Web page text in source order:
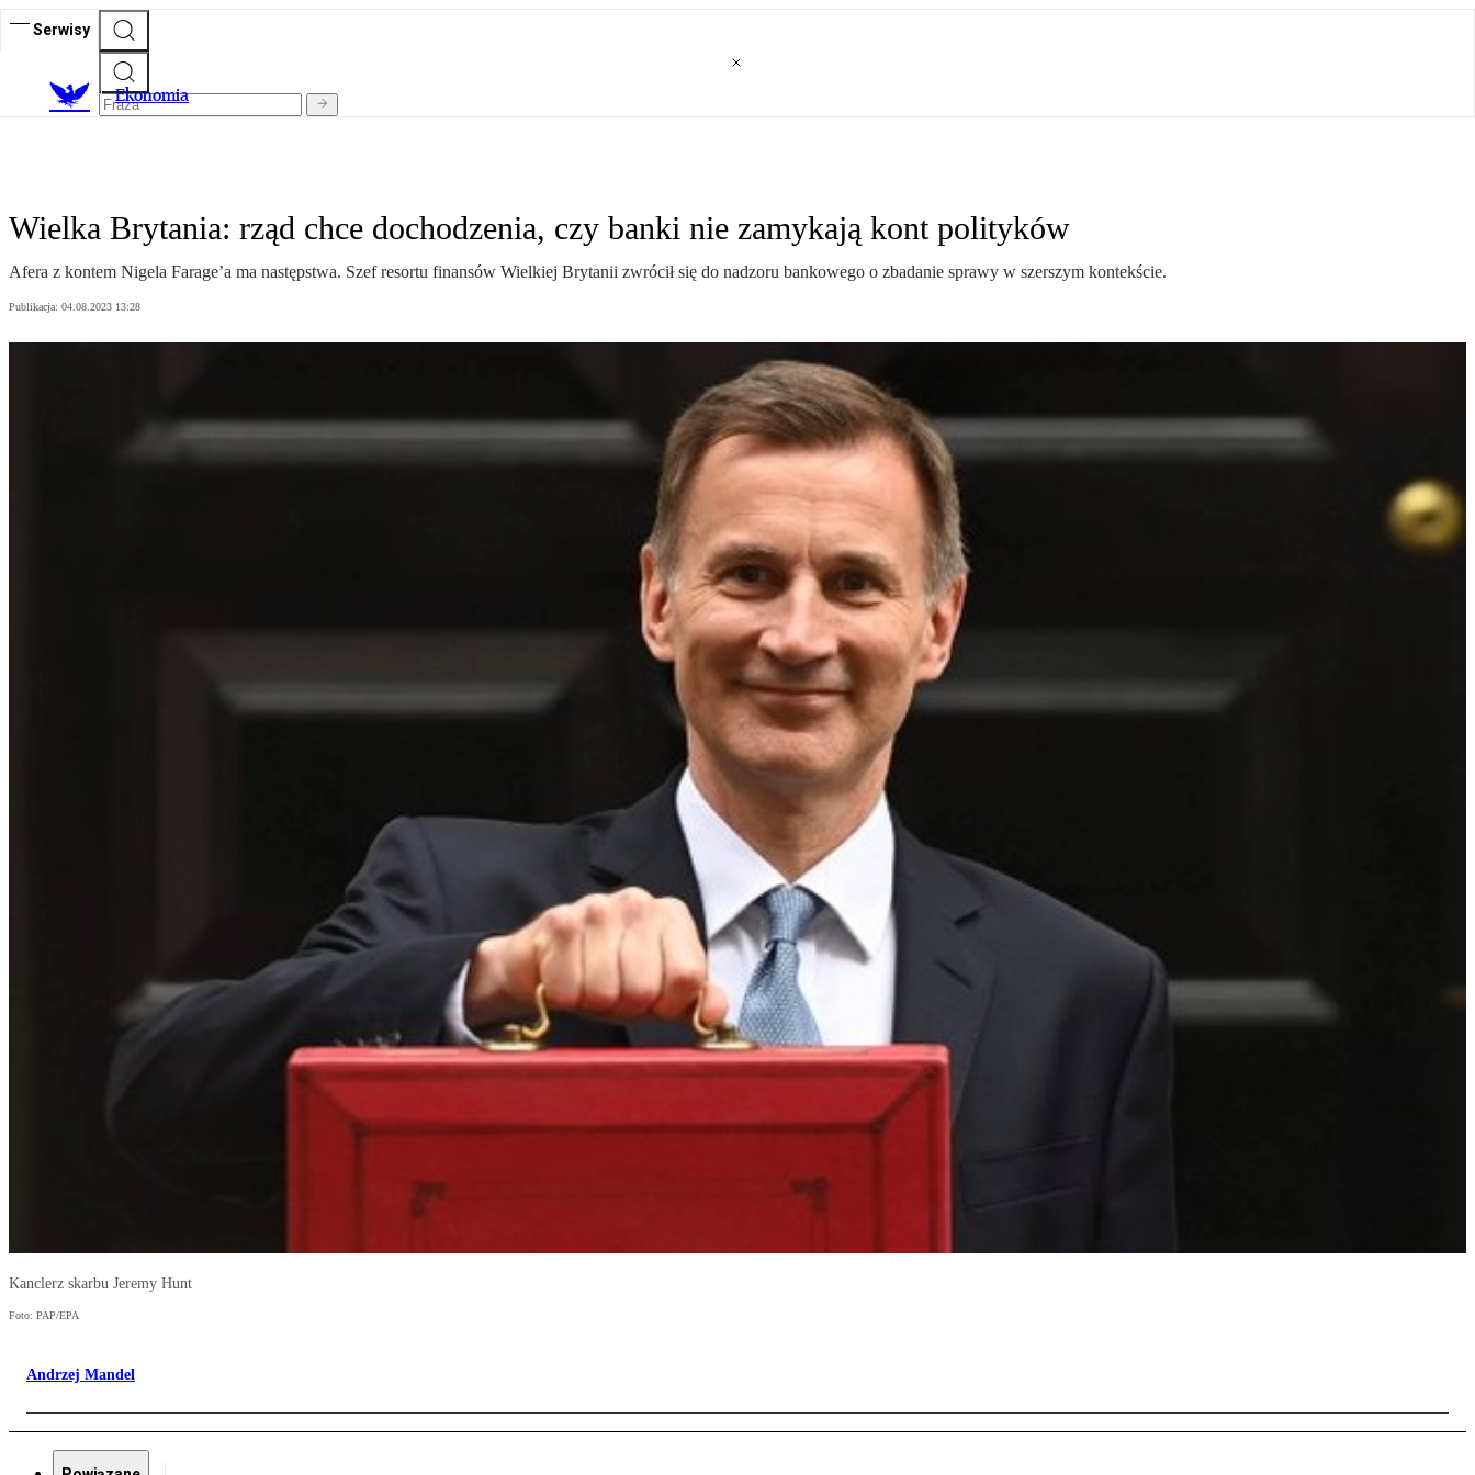
Serwisy
Ekonomia
Wielka Brytania: rząd chce dochodzenia, czy banki nie zamykają kont polityków
Afera z kontem Nigela Farage’a ma następstwa. Szef resortu finansów Wielkiej Brytanii zwrócił się do nadzoru bankowego o zbadanie sprawy w szerszym kontekście.
Publikacja: 04.08.2023 13:28
Kanclerz skarbu Jeremy Hunt
Foto: PAP/EPA
Andrzej Mandel